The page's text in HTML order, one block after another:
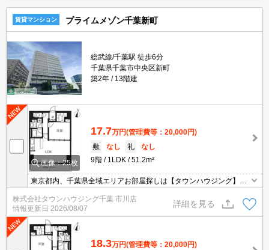
賃貸マンション プライムメゾン千葉新町
総武線/千葉駅 徒歩6分
千葉県千葉市中央区新町
築2年
13階建
画像：25枚
17.7万円(管理費等：20,000円)
敷
なし 礼
なし
9階
1LDK 51.2m²
東京都内、千葉県全域エリアお部屋探しは【タウンハウジング】に
お任せください！オンラインでご相談・ご見学・ご契約お手続きも
ご対応可能です。
株式会社タウンハウジング千葉 市川店
情報更新日 2026/08/07
詳細を見る
18.3万円(管理費等：20,000円)